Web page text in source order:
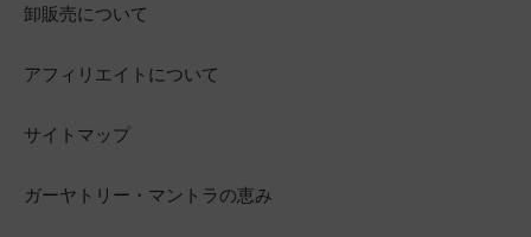
卸販売について
アフィリエイトについて
サイトマップ
ガーヤトリー・マントラの恵み